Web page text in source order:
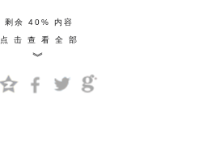
剩余 40% 内容
点 击 查 看 全 部
︾